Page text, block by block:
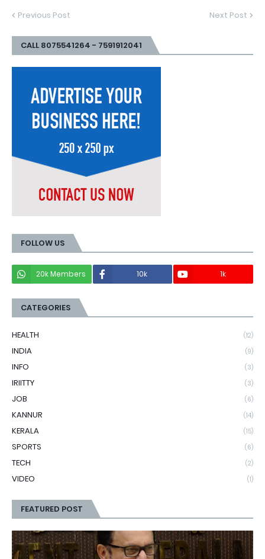
Previous Post Next Post
CALL 8075541264 - 7591912041
FOLLOW US
20k Members 10k 1k
CATEGORIES
HEALTH (12)
INDIA (9)
INFO (3)
IRIITTY (3)
JOB (6)
KANNUR (14)
KERALA (15)
SPORTS (6)
TECH (2)
VIDEO (1)
FEATURED POST